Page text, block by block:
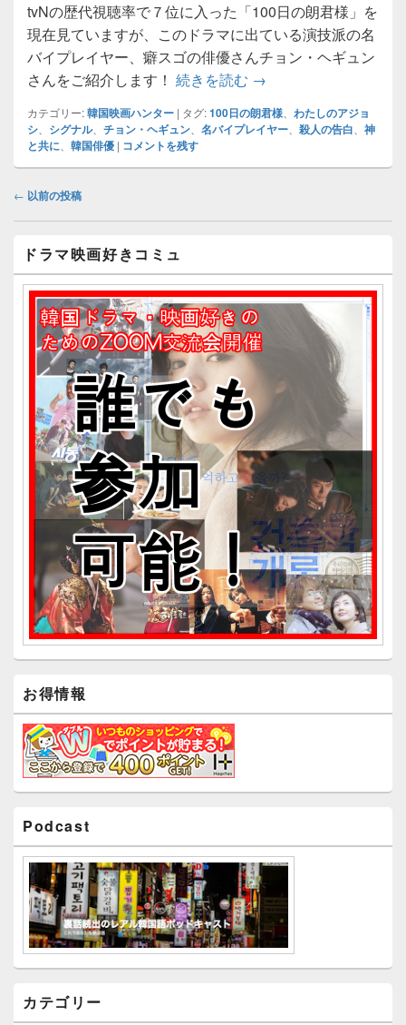
tvNの歴代視聴率で７位に入った「100日の朗君様」を
現在見ていますが、このドラマに出ている演技派の名
バイプレイヤー、癖スゴの俳優さんチョン・ヘギュン
さんをご紹介します！ 続きを読む 名バイプレイヤー「정
→
カテゴリー:韓国映画ハンター | タグ:100日の朗君様
わたしのアジョ
シ
シグナル、 チョン・ヘギュン 名バイプレイヤー 殺人の告白
神
と共に
韓国俳優 | コメントを残す
投
ゲ
ー
← 以前の投稿
ン
サ
ドラマ映画好きコミュ
お得情報
Podcast
カテゴリー